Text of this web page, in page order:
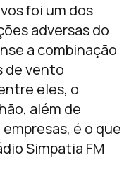
foi um dos
adversas do
a combinação
de vento
eles, o
além de
é o que
Simpatia FM